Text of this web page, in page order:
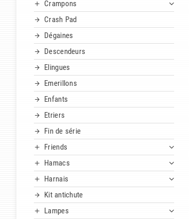
Crampons
Crash Pad
Dégaines
Descendeurs
Elingues
Emerillons
Enfants
Etriers
Fin de série
Friends
Hamacs
Harnais
Kit antichute
Lampes